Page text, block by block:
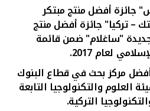
جائزة أفضل منتج مبتكر
– تركيا" جائزة أفضل منتج
"ساغلام" ضمن قائمة
لعام 2017.
أفضل مركز بحث في قطاع البنوك
العلوم والتكنولوجيا التابعة
التركية.